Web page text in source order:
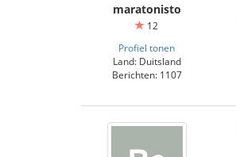
maratonisto
12
Profiel tonen
Land: Duitsland
Berichten: 1107